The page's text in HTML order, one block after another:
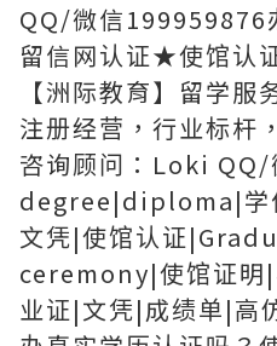
QQ/微信199959876
留信网认证★使馆认
【洲际教育】留学服
注册经营，行业标杆
咨询顾问：Loki
degree|diploma|学
文凭|使馆认证
ceremony|使馆证明
业证|文凭|成绩单|高